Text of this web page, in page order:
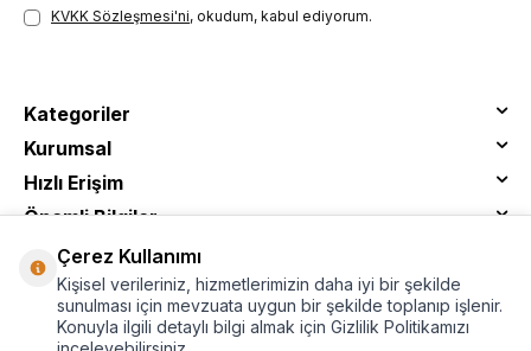
KVKK Sözleşmesi'ni, okudum, kabul ediyorum.
Kategoriler
Kurumsal
Hızlı Erişim
Önemli Bilgiler
Çerez Kullanımı
Kişisel verileriniz, hizmetlerimizin daha iyi bir şekilde
sunulması için mevzuata uygun bir şekilde toplanıp işlenir.
Konuyla ilgili detaylı bilgi almak için Gizlilik Politikamızı